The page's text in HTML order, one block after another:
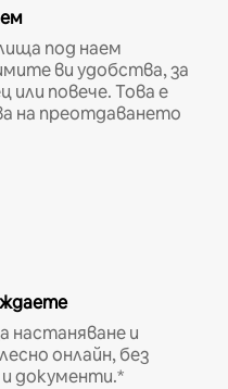
под наем
ви удобства, за
или повече. Това е
на преотдаването
настаняване и
онлайн, без
документи.*